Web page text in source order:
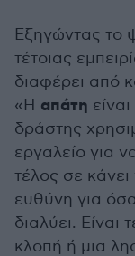
Εξηγώντας το
τέτοιας
διαφέρει από
«Η απάτη
δράστης
εργαλείο για
τέλος σε κάνει
ευθύνη για
διαλύει. Είναι
κλοπή ή μια